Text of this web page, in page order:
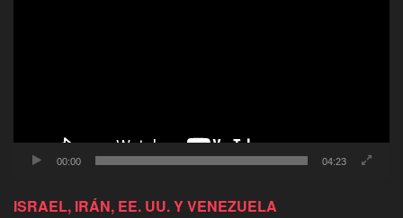
00:00 04:23
ISRAEL, IRÁN, EE. UU. Y VENEZUELA